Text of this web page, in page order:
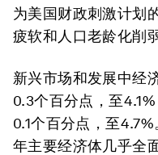
为美国财政刺激计划
疲软和人口老龄化削
新兴市场和发展中经
0.3个百分点，至
0.1个百分点，至
年主要经济体几乎全